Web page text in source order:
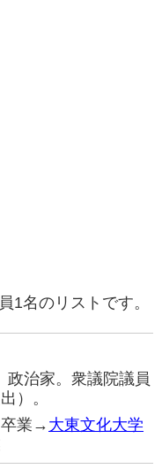
1名のリストです。
政治家。衆議院議員
）。
卒業→ 大東文化大学